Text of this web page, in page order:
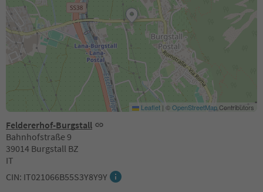
Feldererhof-Burgstall
Bahnhofstraße 9
39014 Burgstall BZ
IT
CIN: IT021066B55S3Y8Y9Y
Leaflet | ©OpenStreetMapContributors